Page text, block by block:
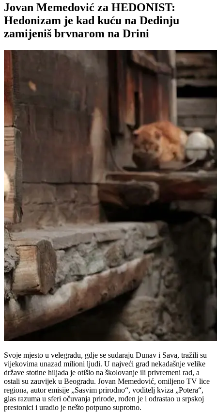
Jovan Memedović za HEDONIST:
Hedonizam je kad kuću na Dedinju
zamijeniš brvnarom na Drini
Svoje mjesto u velegradu, gdje se sudaraju Dunav i Sava, tražili su
vijekovima unazad milioni ljudi. U najveći grad nekadašnje velike
države stotine hiljada je otišlo na školovanje ili privremeni rad, a
ostali su zauvijek u Beogradu. Jovan Memedović, omiljeno TV lice
regiona, autor emisije „Sasvim prirodno“, voditelj kviza „Potera“,
glas razuma u sferi očuvanja prirode, rođen je i odrastao u srpskoj
prestonici i uradio je nešto potpuno suprotno.